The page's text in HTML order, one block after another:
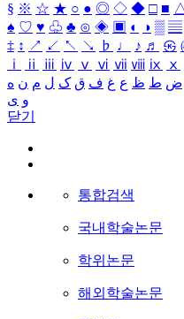
§ ※ ☆ ★ ○ ● ◎ ◇ ◆ □ ■
♠ ♡ ♥ ♧ ♣ ⊙ ◈ ▣ ◐ ◑ ▒ ▤
‡ ↕ ↗ ↙ ↖ ↘ ♭ ♩ ♪ ♬ ㉿
ⅰ
ⅱ ⅲ ⅳ ⅴ ⅵ ⅶ ⅷ ⅸ ⅹ
ض ط ظ ع غ ف ق ک ل م ن ه
و ی
닫기
통합검색
국내학술논문
학위논문
해외학술논문